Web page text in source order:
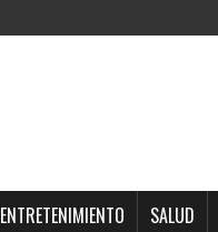
ENTRETENIMIENTO SALUD